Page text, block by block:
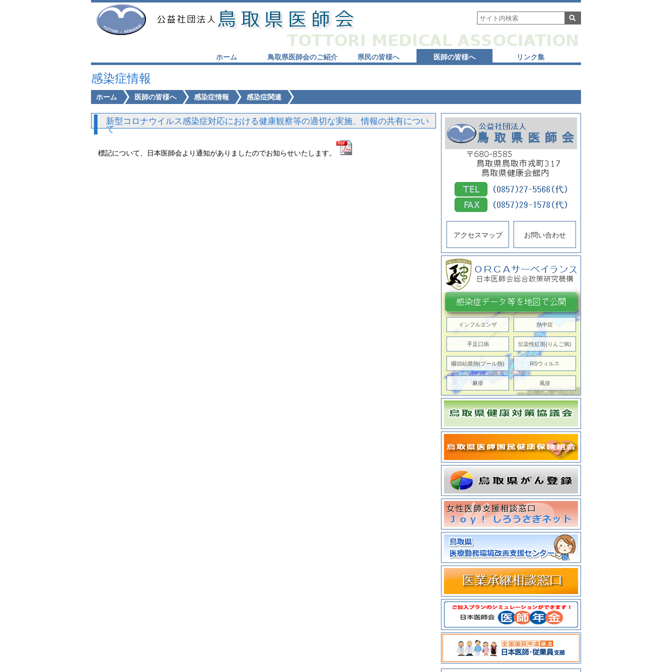
ホーム 鳥取県医師会のご紹介 県民の皆様へ 医師の皆様へ リンク集
感染症情報
ホーム 医師の皆様へ 感染症情報 感染症関連
新型コロナウイルス感染症対応における健康観察等の適切な実施、情報の共有につい
て
標記について、日本医師会より通知がありましたのでお知らせいたします。
アクセスマップ お問い合わせ
インフルエンザ 熱中症
手足口病 伝染性紅斑(りんご病)
咽頭結膜熱(プール熱) RSウィルス
麻疹 風疹